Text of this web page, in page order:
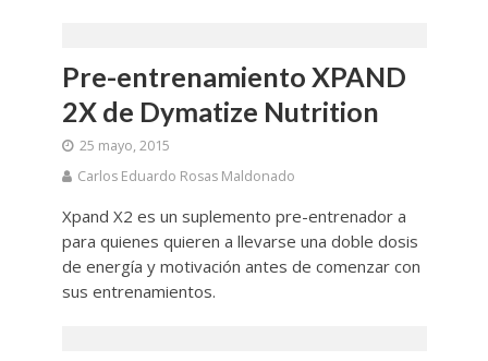
Pre-entrenamiento XPAND
2X de Dymatize Nutrition
25 mayo, 2015
Carlos Eduardo Rosas Maldonado
Xpand X2 es un suplemento pre-entrenador a
para quienes quieren a llevarse una doble dosis
de energía y motivación antes de comenzar con
sus entrenamientos.